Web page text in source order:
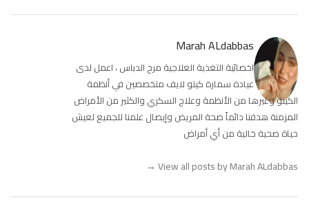
Marah ALdabbas
اخصائية التغذية العلاجية مرح الدباس ، اعمل لدى
عيادة سمارة كيتو لايف متخصصين في أنظمة
الكيتو وغيرها من الأنظمة وعلاج السكري والكثير من الأمراض
المزمنة هدفنا دائماً صحة المريض وإيصال علمنا للجميع لعيش
حياة صحية خالية من أي أمراض
View all posts by Marah ALdabbas
→